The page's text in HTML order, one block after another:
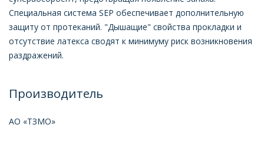
Специальная система SEP обеспечивает дополнительную
защиту от протеканий. "Дышащие" свойства прокладки и
отсутствие латекса сводят к минимуму риск возникновения
раздражений.
Производитель
АО «ТЗМО»